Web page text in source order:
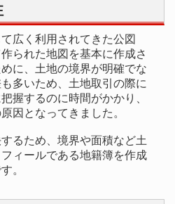
広く利用されてきた公図
られた地図を基本に作成さ
に、土地の境界が明確でな
多いため、土地取引の際に
握するのに時間がかかり、
因となってきました。
るため、境界や面積など土
ィールである地籍簿を作成
。